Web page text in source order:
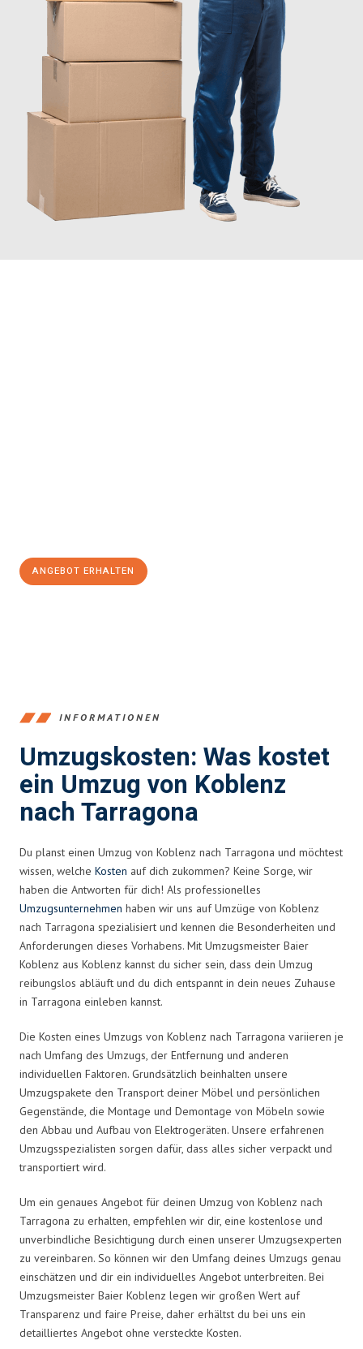
ANGEBOT ERHALTEN
INFORMATIONEN
Umzugskosten: Was kostet
ein Umzug von Koblenz
nach Tarragona
Du planst einen Umzug von Koblenz nach Tarragona und möchtest
wissen, welche Kosten auf dich zukommen? Keine Sorge, wir
haben die Antworten für dich! Als professionelles
Umzugsunternehmen haben wir uns auf Umzüge von Koblenz
nach Tarragona spezialisiert und kennen die Besonderheiten und
Anforderungen dieses Vorhabens. Mit Umzugsmeister Baier
Koblenz aus Koblenz kannst du sicher sein, dass dein Umzug
reibungslos abläuft und du dich entspannt in dein neues Zuhause
in Tarragona einleben kannst.
Die Kosten eines Umzugs von Koblenz nach Tarragona variieren je
nach Umfang des Umzugs, der Entfernung und anderen
individuellen Faktoren. Grundsätzlich beinhalten unsere
Umzugspakete den Transport deiner Möbel und persönlichen
Gegenstände, die Montage und Demontage von Möbeln sowie
den Abbau und Aufbau von Elektrogeräten. Unsere erfahrenen
Umzugsspezialisten sorgen dafür, dass alles sicher verpackt und
transportiert wird.
Um ein genaues Angebot für deinen Umzug von Koblenz nach
Tarragona zu erhalten, empfehlen wir dir, eine kostenlose und
unverbindliche Besichtigung durch einen unserer Umzugsexperten
zu vereinbaren. So können wir den Umfang deines Umzugs genau
einschätzen und dir ein individuelles Angebot unterbreiten. Bei
Umzugsmeister Baier Koblenz legen wir großen Wert auf
Transparenz und faire Preise, daher erhältst du bei uns ein
detailliertes Angebot ohne versteckte Kosten.